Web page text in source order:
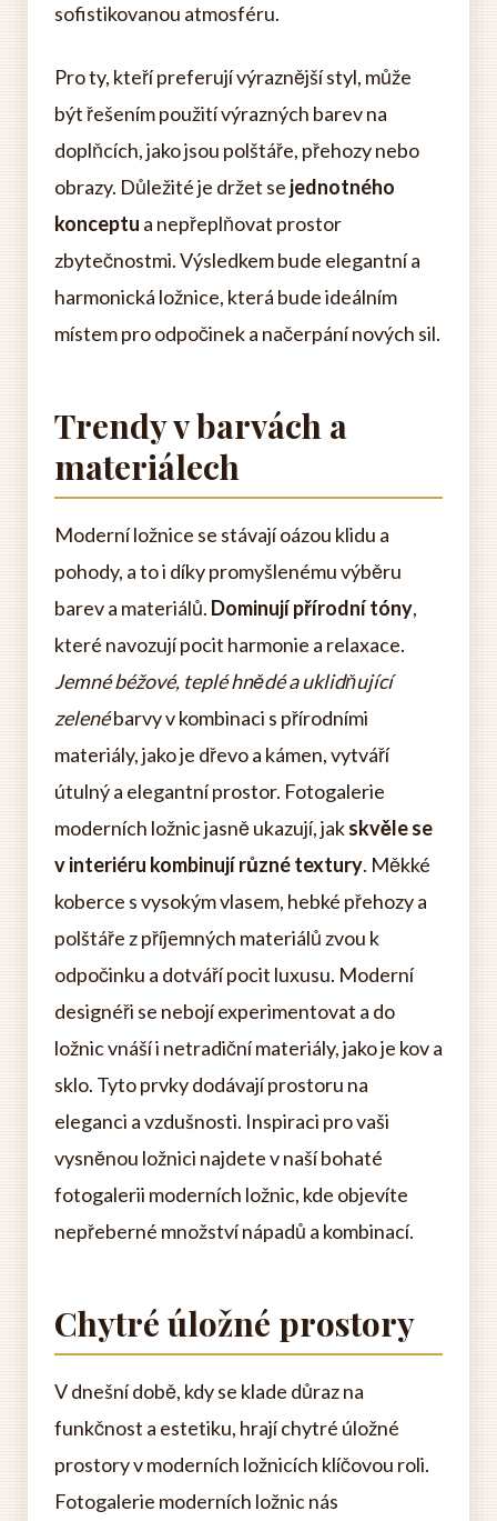
sofistikovanou atmosféru.
Pro ty, kteří preferují výraznější styl, může
být řešením použití výrazných barev na
doplňcích, jako jsou polštáře, přehozy nebo
obrazy. Důležité je držet se jednotného
konceptu a nepřeplňovat prostor
zbytečnostmi. Výsledkem bude elegantní a
harmonická ložnice, která bude ideálním
místem pro odpočinek a načerpání nových sil.
Trendy v barvách a
materiálech
Moderní ložnice se stávají oázou klidu a
pohody, a to i díky promyšlenému výběru
barev a materiálů. Dominují přírodní tóny,
které navozují pocit harmonie a relaxace.
Jemné béžové, teplé hnědé a uklidňující
zelenébarvy v kombinaci s přírodními
materiály, jako je dřevo a kámen, vytváří
útulný a elegantní prostor. Fotogalerie
moderních ložnic jasně ukazují, jakskvěle se
v interiéru kombinují různé textury. Měkké
koberce s vysokým vlasem, hebké přehozy a
polštáře z příjemných materiálů zvou k
odpočinku a dotváří pocit luxusu. Moderní
designéři se nebojí experimentovat a do
ložnic vnáší i netradiční materiály, jako je kov a
sklo. Tyto prvky dodávají prostoru na
eleganci a vzdušnosti. Inspiraci pro vaši
vysněnou ložnici najdete v naší bohaté
fotogalerii moderních ložnic, kde objevíte
nepřeberné množství nápadů a kombinací.
Chytré úložné prostory
V dnešní době, kdy se klade důraz na
funkčnost a estetiku, hrají chytré úložné
prostory v moderních ložnicích klíčovou roli.
Fotogalerie moderních ložnic nás